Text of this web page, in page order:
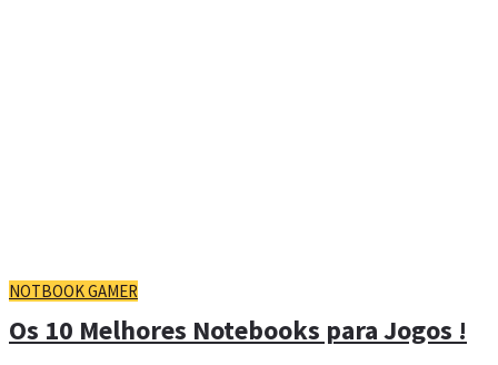
NOTBOOK GAMER
Os 10 Melhores Notebooks para Jogos !